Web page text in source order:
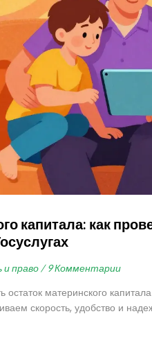
капитала: как
право / 9 Комментарии
остаток материнского
скорость, удобство и